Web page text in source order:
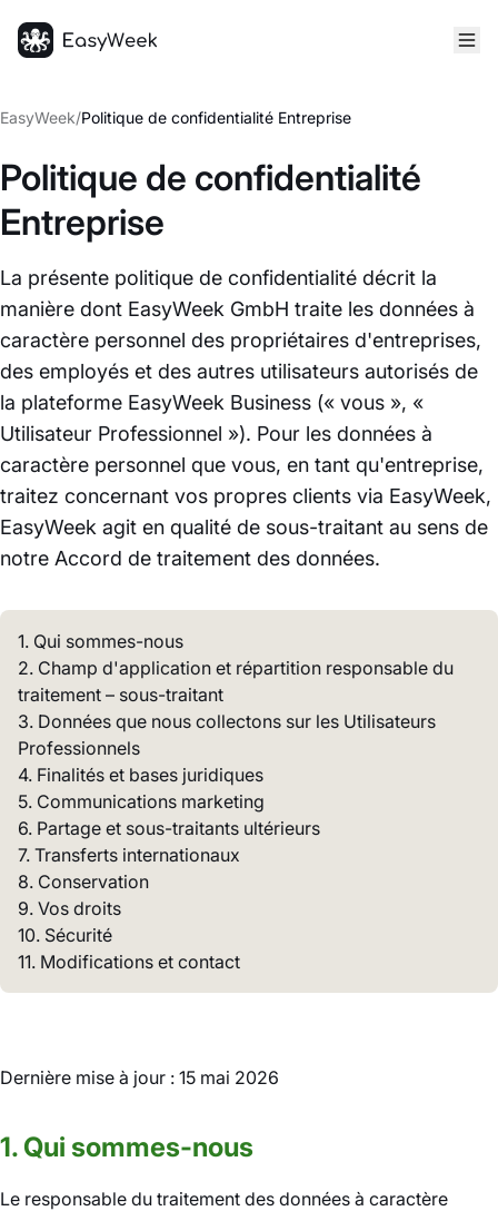
EasyWeek/Politique de confidentialité Entreprise
Politique de confidentialité
Entreprise
La présente politique de confidentialité décrit la
manière dont EasyWeek GmbH traite les données à
caractère personnel des propriétaires d'entreprises,
des employés et des autres utilisateurs autorisés de
la plateforme EasyWeek Business (« vous », «
Utilisateur Professionnel »). Pour les données à
caractère personnel que vous, en tant qu'entreprise,
traitez concernant vos propres clients via EasyWeek,
EasyWeek agit en qualité de sous-traitant au sens de
notre Accord de traitement des données.
1. Qui sommes-nous
2. Champ d'application et répartition responsable du
traitement – sous-traitant
3. Données que nous collectons sur les Utilisateurs
Professionnels
4. Finalités et bases juridiques
5. Communications marketing
6. Partage et sous-traitants ultérieurs
7. Transferts internationaux
8. Conservation
9. Vos droits
10. Sécurité
11. Modifications et contact
Dernière mise à jour : 15 mai 2026
1. Qui sommes-nous
Le responsable du traitement des données à caractère